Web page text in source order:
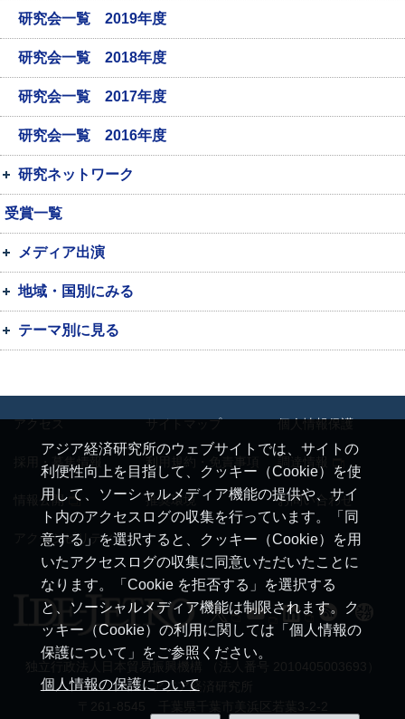
研究会一覧 2019年度
研究会一覧 2018年度
研究会一覧 2017年度
研究会一覧 2016年度
研究ネットワーク
受賞一覧
メディア出演
地域・国別にみる
テーマ別に見る
アジア経済研究所のウェブサイトでは、サイトの
利便性向上を目指して、クッキー（Cookie）を使
用して、ソーシャルメディア機能の提供や、サイ
ト内のアクセスログの収集を行っています。「同
意する」を選択すると、クッキー（Cookie）を用
いたアクセスログの収集に同意いただいたことに
なります。「Cookie を拒否する」を選択する
と、ソーシャルメディア機能は制限されます。ク
ッキー（Cookie）の利用に関しては「個人情報の
保護について」をご参照ください。
個人情報の保護について
アクセス サイトマップ 個人情報保護
採用・募集情報 利用規約・免責事項
情報公開 推奨環境 お問い合わせ
アクセシビリティ
アジア経済研究所